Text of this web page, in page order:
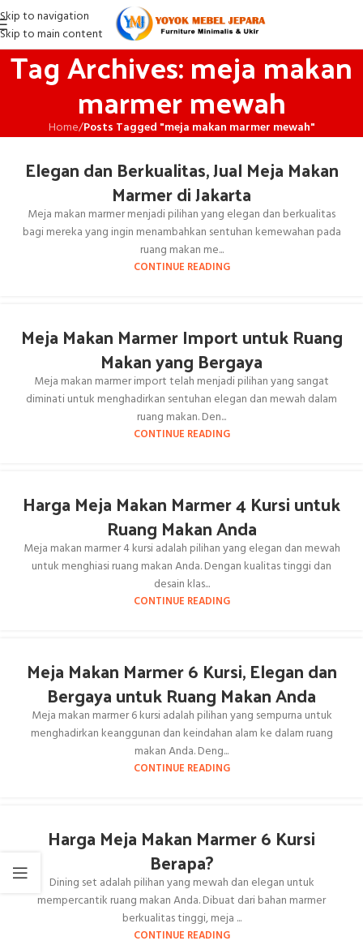
Skip to navigation
Skip to main content
Tag Archives: meja makan
marmer mewah
Home/Posts Tagged "meja makan marmer mewah"
Elegan dan Berkualitas, Jual Meja Makan
Marmer di Jakarta
Meja makan marmer menjadi pilihan yang elegan dan berkualitas
bagi mereka yang ingin menambahkan sentuhan kemewahan pada
ruang makan me...
CONTINUE READING
Meja Makan Marmer Import untuk Ruang
Makan yang Bergaya
Meja makan marmer import telah menjadi pilihan yang sangat
diminati untuk menghadirkan sentuhan elegan dan mewah dalam
ruang makan. Den...
CONTINUE READING
Harga Meja Makan Marmer 4 Kursi untuk
Ruang Makan Anda
Meja makan marmer 4 kursi adalah pilihan yang elegan dan mewah
untuk menghiasi ruang makan Anda. Dengan kualitas tinggi dan
desain klas...
CONTINUE READING
Meja Makan Marmer 6 Kursi, Elegan dan
Bergaya untuk Ruang Makan Anda
Meja makan marmer 6 kursi adalah pilihan yang sempurna untuk
menghadirkan keanggunan dan keindahan alam ke dalam ruang
makan Anda. Deng...
CONTINUE READING
Harga Meja Makan Marmer 6 Kursi
Berapa?
Dining set adalah pilihan yang mewah dan elegan untuk
mempercantik ruang makan Anda. Dibuat dari bahan marmer
berkualitas tinggi, meja ...
CONTINUE READING